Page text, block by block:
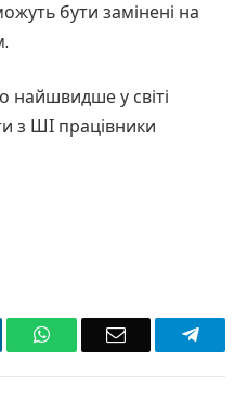
бути замінені на
найшвидше у світі
з ШІ працівники
WhatsAppEmail